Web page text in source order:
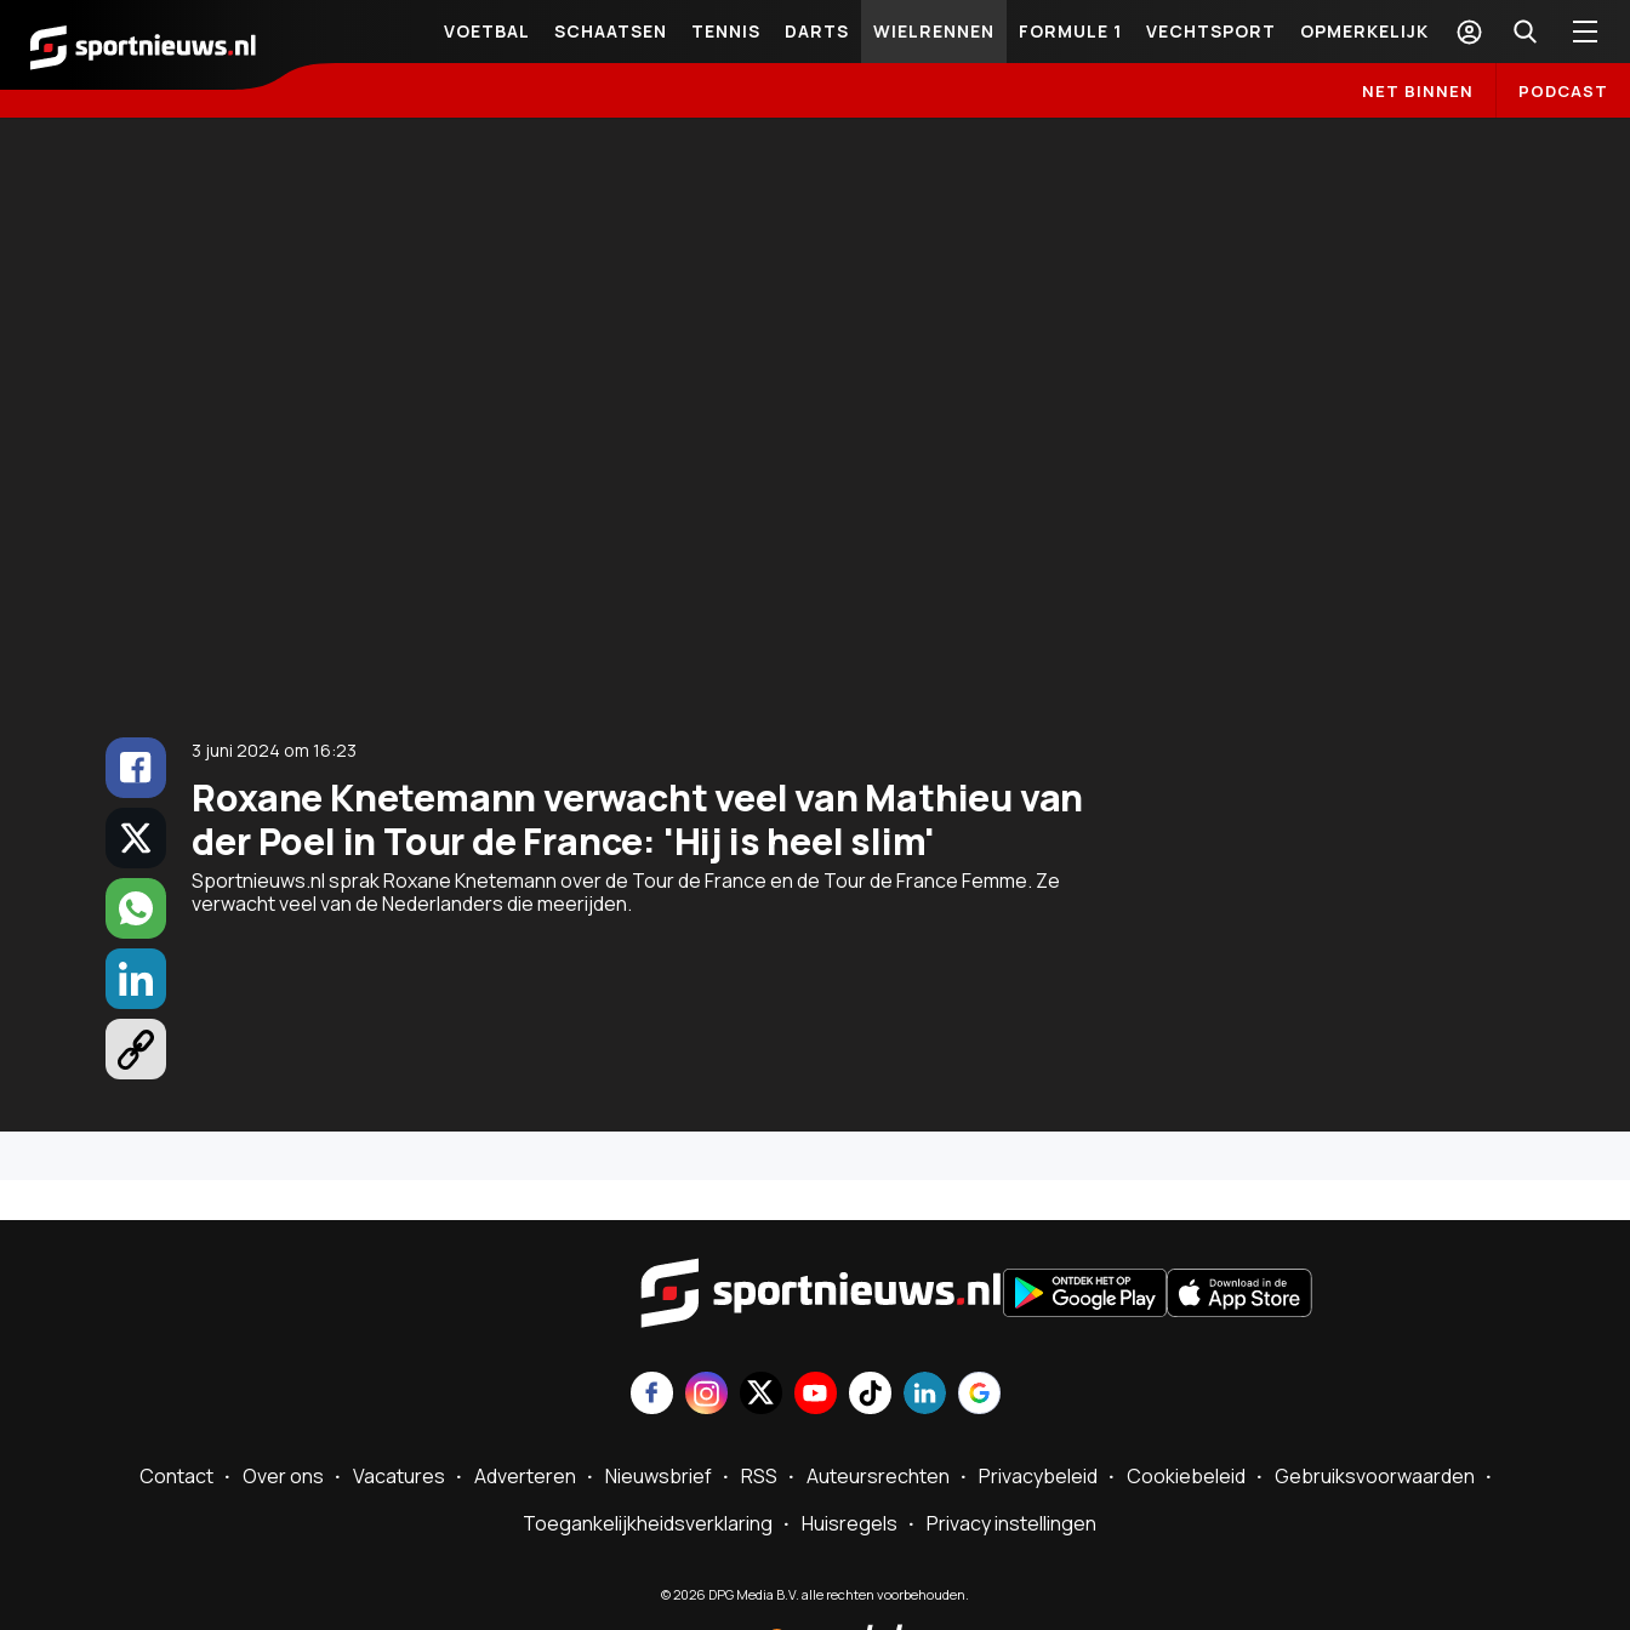
Sportnieuws.nl
VOETBAL SCHAATSEN TENNIS DARTS WIELRENNEN FORMULE 1 VECHTSPORT OPMERKELIJK
NET BINNEN PODCAST
3 juni 2024 om 16:23
Roxane Knetemann verwacht veel van Mathieu van
der Poel in Tour de France: 'Hij is heel slim'
Sportnieuws.nl sprak Roxane Knetemann over de Tour de France en de Tour de France Femme. Ze
verwacht veel van de Nederlanders die meerijden.
Sportnieuws.nl
Contact Over ons Vacatures Adverteren Nieuwsbrief RSS Auteursrechten Privacybeleid Cookiebeleid
Gebruiksvoorwaarden
Toegankelijkheidsverklaring
Huisregels Privacy instellingen
©2026 DPG Media B.V. alle rechten voorbehouden.